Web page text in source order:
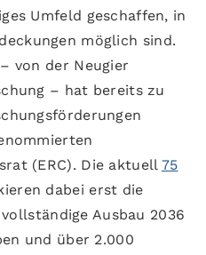
Umfeld geschaffen, in
möglich sind.
von der Neugier
– hat bereits zu
(ERC). Die aktuell 75
dabei erst die
Ausbau 2036
und über 2.000